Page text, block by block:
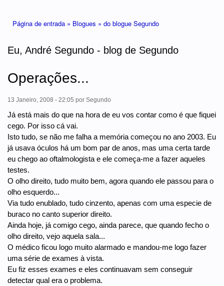
Página de entrada » Blogues » do blogue Segundo
Eu, André Segundo - blog de Segundo
Operações...
13 Janeiro, 2008 - 22:05 por Segundo
Já está mais do que na hora de eu vos contar como é que fiquei
cego. Por isso cá vai.
Isto tudo, se não me falha a memória começou no ano 2003. Eu
já usava óculos há um bom par de anos, mas uma certa tarde
eu chego ao oftalmologista e ele começa-me a fazer aqueles
testes.
O olho direito, tudo muito bem, agora quando ele passou para o
olho esquerdo...
Via tudo enublado, tudo cinzento, apenas com uma especie de
buraco no canto superior direito.
Ainda hoje, já comigo cego, ainda parece, que quando fecho o
olho direito, vejo aquela sala...
O médico ficou logo muito alarmado e mandou-me logo fazer
uma série de exames à vista.
Eu fiz esses exames e eles continuavam sem conseguir
detectar qual era o problema.